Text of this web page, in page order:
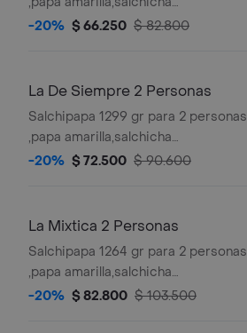
premium,queso gratinado,costilla
-20% $ 66.250 $ 82.800
La De Siempre 2 Personas
Salchipapa 1299 gr para 2 personas
,papa amarilla,salchicha
premium,queso gratinado, carne
salsas verde,ajo,bbq honey
-20% $ 72.500 $ 90.600
La Mixtica 2 Personas
Salchipapa 1264 gr para 2 personas
,papa amarilla,salchicha
premium,queso gratinado, carne
-20% $ 82.800 $ 103.500